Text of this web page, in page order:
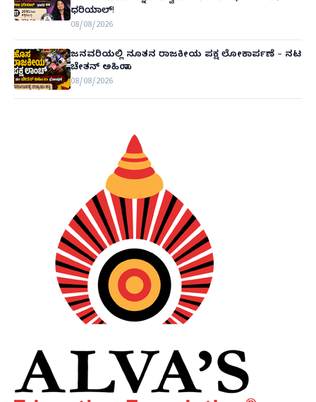
ಧರಿಯಾಲ್!
08/08/2026
ಜನವರಿಯಲ್ಲಿ ನೂತನ ರಾಜಕೀಯ ಪಕ್ಷ ಲೋಕಾರ್ಪಣೆ – ನಟ
ಚೇತನ್ ಅಹಿಂಸಾ
08/08/2026